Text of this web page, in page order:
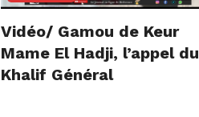
Vidéo/ Gamou de Keur
Mame El Hadji, l’appel du
Khalif Général